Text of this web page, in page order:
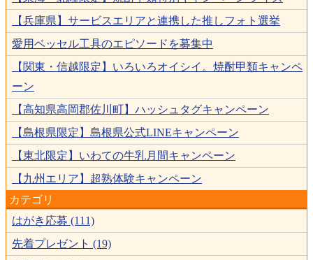
【兵庫県】サービスエリアと連携した推しフォト選挙
愛用ベッセル工具のエピソードを募集中
【関東・信越限定】いろいろオイシイ。焼酎甲類キャンペ
ーン
【高知県高岡郡佐川町】ハッシュタグキャンペーン
【島根県限定】島根県公式LINEキャンペーン
【東北限定】いわての牛乳月間キャンペーン
【九州エリア】超熟体験キャンペーン
カテゴリ
はがき応募 (111)
先着プレゼント (19)